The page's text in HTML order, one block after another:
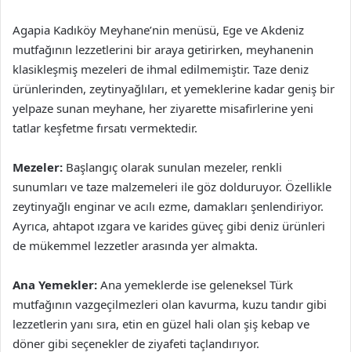
Agapia Kadıköy Meyhane’nin menüsü, Ege ve Akdeniz
mutfağının lezzetlerini bir araya getirirken, meyhanenin
klasikleşmiş mezeleri de ihmal edilmemiştir. Taze deniz
ürünlerinden, zeytinyağlıları, et yemeklerine kadar geniş bir
yelpaze sunan meyhane, her ziyarette misafirlerine yeni
tatlar keşfetme fırsatı vermektedir.
Mezeler: Başlangıç olarak sunulan mezeler, renkli
sunumları ve taze malzemeleri ile göz dolduruyor. Özellikle
zeytinyağlı enginar ve acılı ezme, damakları şenlendiriyor.
Ayrıca, ahtapot ızgara ve karides güveç gibi deniz ürünleri
de mükemmel lezzetler arasında yer almakta.
Ana Yemekler: Ana yemeklerde ise geleneksel Türk
mutfağının vazgeçilmezleri olan kavurma, kuzu tandır gibi
lezzetlerin yanı sıra, etin en güzel hali olan şiş kebap ve
döner gibi seçenekler de ziyafeti taçlandırıyor.